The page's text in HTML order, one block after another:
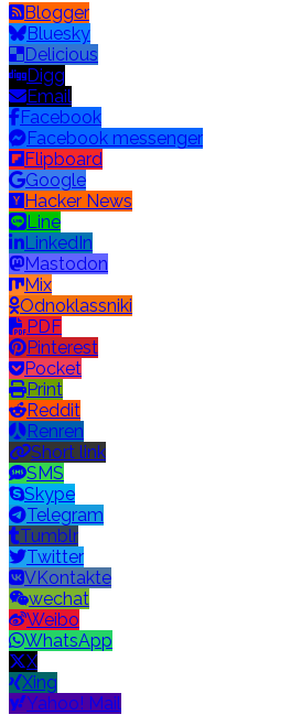
Blogger
Bluesky
Delicious
Digg
Email
Facebook
Facebook messenger
Flipboard
Google
Hacker News
Line
LinkedIn
Mastodon
Mix
Odnoklassniki
PDF
Pinterest
Pocket
Print
Reddit
Renren
Short link
SMS
Skype
Telegram
Tumblr
Twitter
VKontakte
wechat
Weibo
WhatsApp
X
Xing
Yahoo! Mail